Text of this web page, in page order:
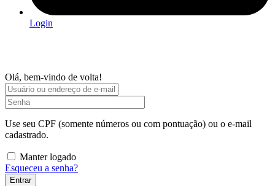
Login
Olá, bem-vindo de volta!
Use seu CPF (somente números ou com pontuação) ou o e-mail
cadastrado.
Manter logado
Esqueceu a senha?
Entrar